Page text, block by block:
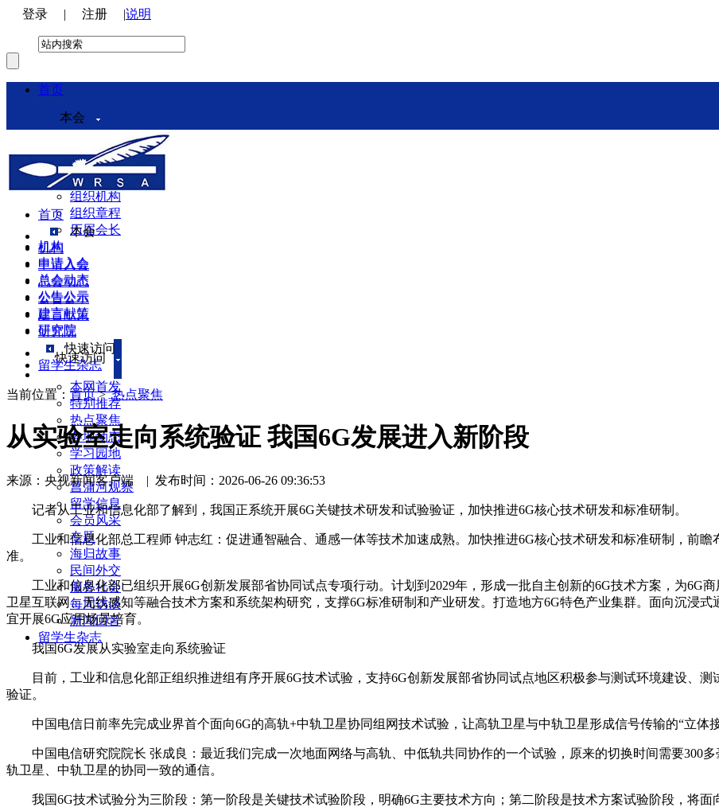
登录 | 注册 |说明
首页
本会
本会介绍
领导机构
理事会
组织机构
组织章程
历届会长
机构
申请入会
总会动态
公告公示
建言献策
研究院
快速访问
本网首发
特别推荐
热点聚焦
各地动态
学习园地
政策解读
菖蒲河观察
留学信息
会员风采
专题
海归故事
民间外交
服务社会
每周访谈
新闻回音
留学生杂志
首页
本会
机构
申请入会
总会动态
公告公示
建言献策
研究院
快速访问
留学生杂志
当前位置： 首页>热点聚焦
从实验室走向系统验证 我国6G发展进入新阶段
来源：央视新闻客户端 | 发布时间：2026-06-26 09:36:53
记者从工业和信息化部了解到，我国正系统开展6G关键技术研发和试验验证，加快推进6G核心技术研发和标准研制。
工业和信息化部总工程师 钟志红：促进通智融合、通感一体等技术加速成熟。加快推进6G核心技术研发和标准研制，前瞻
准。
工业和信息化部已组织开展6G创新发展部省协同试点专项行动。计划到2029年，形成一批自主创新的6G技术方案，为6G商
卫星互联网、无线感知等融合技术方案和系统架构研究，支撑6G标准研制和产业研发。打造地方6G特色产业集群。面向沉浸
宜开展6G应用场景培育。
我国6G发展从实验室走向系统验证
目前，工业和信息化部正组织推进组有序开展6G技术试验，支持6G创新发展部省协同试点地区积极参与测试环境建设、测
验证。
中国电信日前率先完成业界首个面向6G的高轨+中轨卫星协同组网技术试验，让高轨卫星与中轨卫星形成信号传输的“立体
中国电信研究院院长 张成良：最近我们完成一次地面网络与高轨、中低轨共同协作的一个试验，原来的切换时间需要300
轨卫星、中轨卫星的协同一致的通信。
我国6G技术试验分为三阶段：第一阶段是关键技术试验阶段，明确6G主要技术方向；第二阶段是技术方案试验阶段，将面